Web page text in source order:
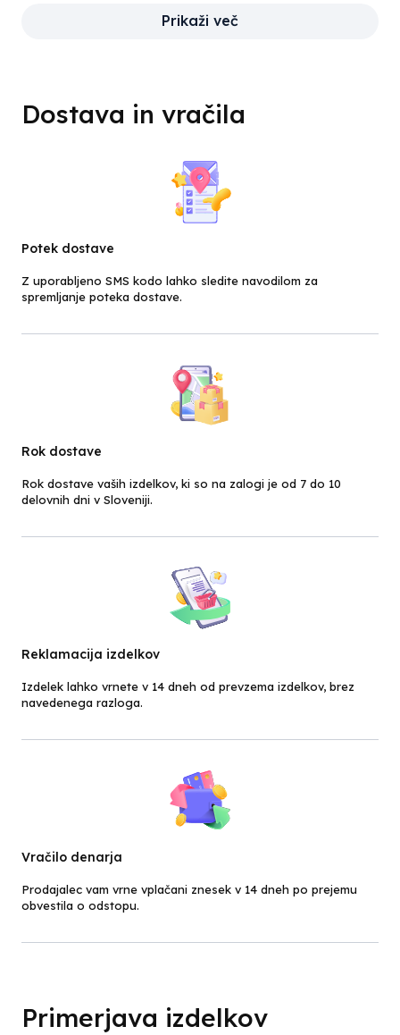
Prikaži več
Dostava in vračila
Potek dostave
Z uporabljeno SMS kodo lahko sledite navodilom za
spremljanje poteka dostave.
Rok dostave
Rok dostave vaših izdelkov, ki so na zalogi je od 7 do 10
delovnih dni v Sloveniji.
Reklamacija izdelkov
Izdelek lahko vrnete v 14 dneh od prevzema izdelkov, brez
navedenega razloga.
Vračilo denarja
Prodajalec vam vrne vplačani znesek v 14 dneh po prejemu
obvestila o odstopu.
Primerjava izdelkov